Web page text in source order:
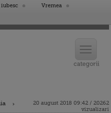
Vremea
20 august 2018 09:42 / 20262
vizualizari